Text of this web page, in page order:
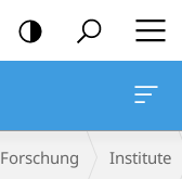
Forschung Institute